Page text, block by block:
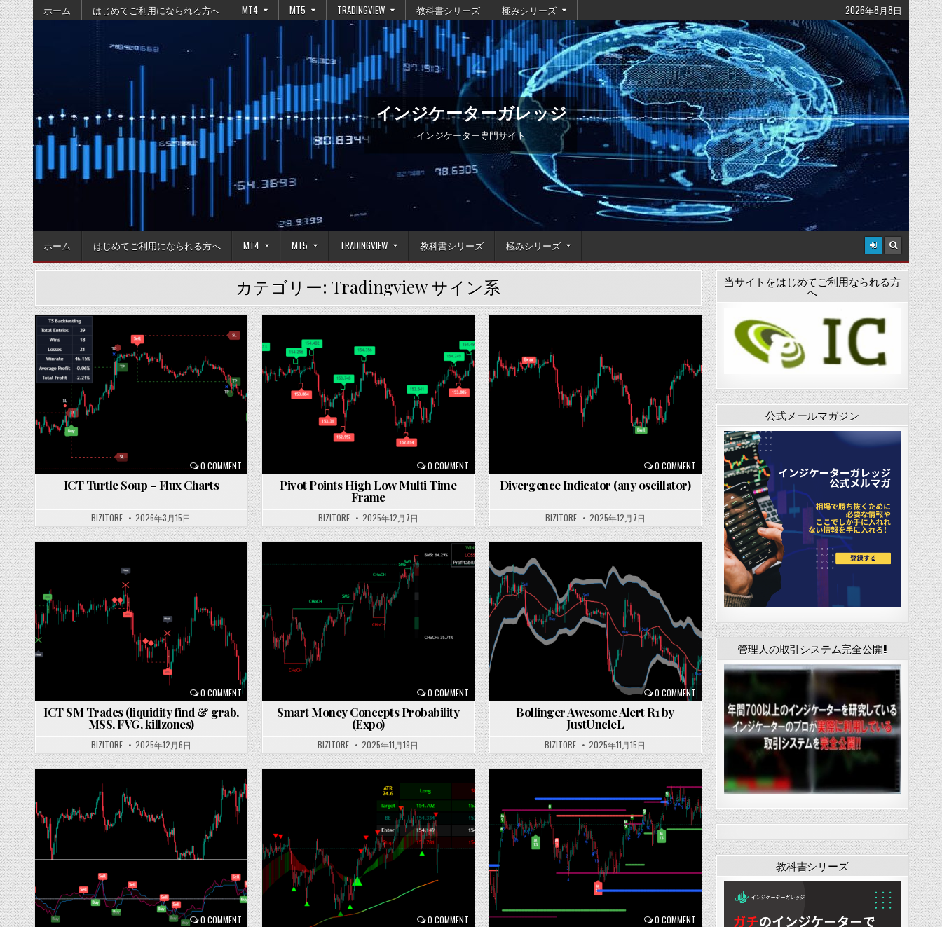
Skip
to
content
ホーム はじめてご利用になられる方へ MT4 MT5 TRADINGVIEW 教科書シリーズ 極みシリーズ 2026年8月8日
インジケーターガレッジ
インジケーター専門サイト
ホーム はじめてご利用になられる方へ MT4 MT5 TRADINGVIEW 教科書シリーズ 極みシリーズ
カテゴリー:Tradingview サイン系
0 COMMENT
Posted
in
ICT Turtle Soup – Flux Charts
BIZITORE 2026年3月15日
0 COMMENT
Posted
Pivot Points High Low Multi Time
Frame
BIZITORE 2025年12月7日
0 COMMENT
in
Divergence Indicator (any oscillator)
BIZITORE 2025年12月7日
0 COMMENT
ICT SM Trades (liquidity find & grab,
MSS, FVG, killzones)
BIZITORE 2025年12月6日
0 COMMENT
Smart Money Concepts Probability
(Expo)
BIZITORE 2025年11月19日
0 COMMENT
Posted
in
Bollinger Awesome Alert R1 by
JustUncleL
BIZITORE 2025年11月15日
0 COMMENT
in
0 COMMENT 0 COMMENT
in
当サイトをはじめてご利用なられる方
へ
公式メールマガジン
管理人の取引システム完全公開!!
教科書シリーズ